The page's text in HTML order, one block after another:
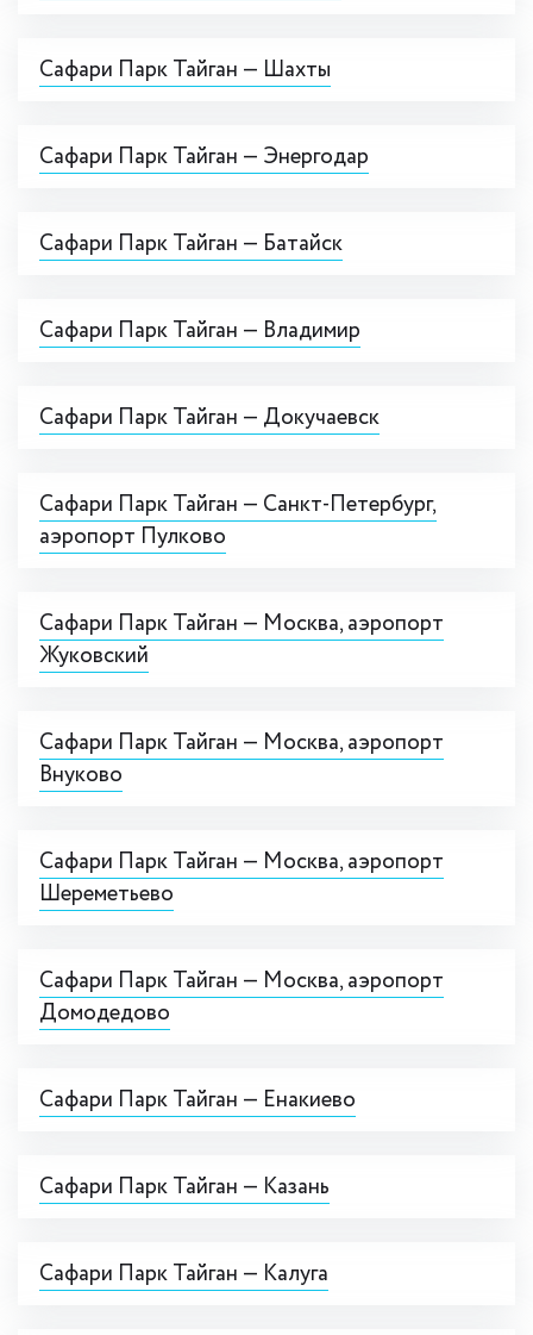
Сафари Парк Тайган — Шахты
Сафари Парк Тайган — Энергодар
Сафари Парк Тайган — Батайск
Сафари Парк Тайган — Владимир
Сафари Парк Тайган — Докучаевск
Сафари Парк Тайган — Cанкт-Петербург,
аэропорт Пулково
Сафари Парк Тайган — Москва, аэропорт
Жуковский
Сафари Парк Тайган — Москва, аэропорт
Внуково
Сафари Парк Тайган — Москва, аэропорт
Шереметьево
Сафари Парк Тайган — Москва, аэропорт
Домодедово
Сафари Парк Тайган — Енакиево
Сафари Парк Тайган — Казань
Сафари Парк Тайган — Калуга